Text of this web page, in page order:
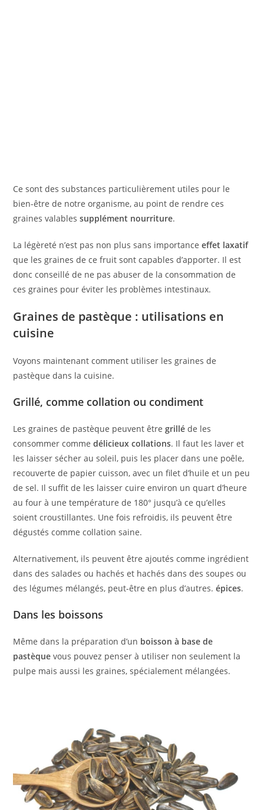
Ce sont des substances particulièrement utiles pour le
bien-être de notre organisme, au point de rendre ces
graines valablessupplément nourriture.
La légèreté n’est pas non plus sans importance effet laxatif
que les graines de ce fruit sont capables d’apporter. Il est
donc conseillé de ne pas abuser de la consommation de
ces graines pour éviter les problèmes intestinaux.
Graines de pastèque : utilisations en
cuisine
Voyons maintenant comment utiliser les graines de
pastèque dans la cuisine.
Grillé, comme collation ou condiment
Les graines de pastèque peuvent êtregrillé de les
consommer commedélicieux collations. Il faut les laver et
les laisser sécher au soleil, puis les placer dans une poêle,
recouverte de papier cuisson, avec un filet d’huile et un peu
de sel. Il suffit de les laisser cuire environ un quart d’heure
au four à une température de 180° jusqu’à ce qu’elles
soient croustillantes. Une fois refroidis, ils peuvent être
dégustés comme collation saine.
Alternativement, ils peuvent être ajoutés comme ingrédient
dans des salades ou hachés et hachés dans des soupes ou
des légumes mélangés, peut-être en plus d’autres.épices.
Dans les boissons
Même dans la préparation d’un boisson à base de
pastèque vous pouvez penser à utiliser non seulement la
pulpe mais aussi les graines, spécialement mélangées.